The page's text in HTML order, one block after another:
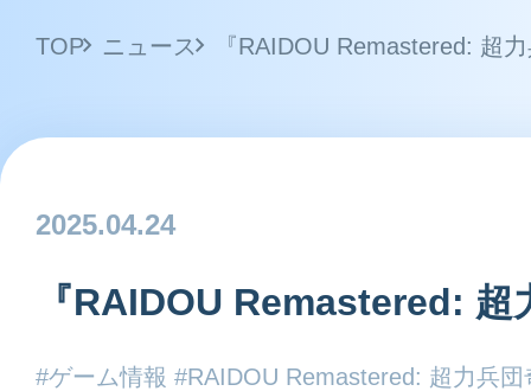
TOP ニュース 『RAIDOU Remastered: 超
2025.04.24
『RAIDOU Remastered:
#ゲーム情報 #RAIDOU Remastered: 超力兵団